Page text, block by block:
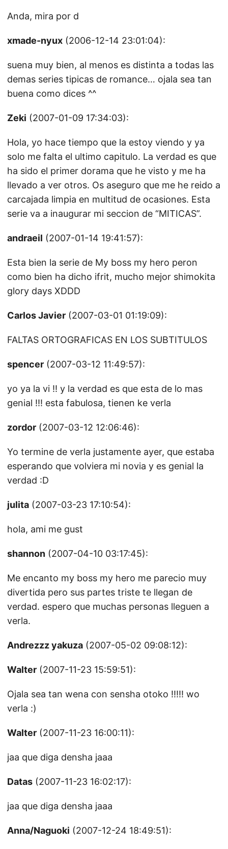
Anda, mira por d
xmade-nyux (2006-12-14 23:01:04):
suena muy bien, al menos es distinta a todas las
demas series tipicas de romance… ojala sea tan
buena como dices ^^
Zeki (2007-01-09 17:34:03):
Hola, yo hace tiempo que la estoy viendo y ya
solo me falta el ultimo capitulo. La verdad es que
ha sido el primer dorama que he visto y me ha
llevado a ver otros. Os aseguro que me he reido a
carcajada limpia en multitud de ocasiones. Esta
serie va a inaugurar mi seccion de “MITICAS”.
andraeil (2007-01-14 19:41:57):
Esta bien la serie de My boss my hero peron
como bien ha dicho ifrit, mucho mejor shimokita
glory days XDDD
Carlos Javier (2007-03-01 01:19:09):
FALTAS ORTOGRAFICAS EN LOS SUBTITULOS
spencer (2007-03-12 11:49:57):
yo ya la vi !! y la verdad es que esta de lo mas
genial !!! esta fabulosa, tienen ke verla
zordor (2007-03-12 12:06:46):
Yo termine de verla justamente ayer, que estaba
esperando que volviera mi novia y es genial la
verdad :D
julita (2007-03-23 17:10:54):
hola, ami me gust
shannon (2007-04-10 03:17:45):
Me encanto my boss my hero me parecio muy
divertida pero sus partes triste te llegan de
verdad. espero que muchas personas lleguen a
verla.
Andrezzz yakuza (2007-05-02 09:08:12):
Walter (2007-11-23 15:59:51):
Ojala sea tan wena con sensha otoko !!!!! wo
verla :)
Walter (2007-11-23 16:00:11):
jaa que diga densha jaaa
Datas (2007-11-23 16:02:17):
jaa que diga densha jaaa
Anna/Naguoki (2007-12-24 18:49:51):